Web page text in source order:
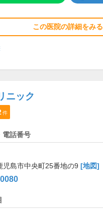
この医院の詳細をみる
ニック
件
電話番号
児島市中央町25番地の9 [地図]